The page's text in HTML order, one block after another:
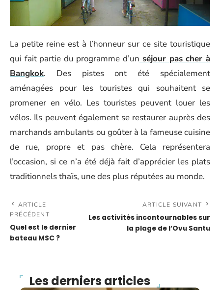
La petite reine est à l’honneur sur ce site touristique
qui fait partie du programme d’un séjour pas cher à
Bangkok. Des pistes ont été spécialement
aménagées pour les touristes qui souhaitent se
promener en vélo. Les touristes peuvent louer les
vélos. Ils peuvent également se restaurer auprès des
marchands ambulants ou goûter à la fameuse cuisine
de rue, propre et pas chère. Cela représentera
l’occasion, si ce n’a été déjà fait d’apprécier les plats
traditionnels thaïs, une des plus réputées au monde.
ARTICLE
PRÉCÉDENT
Quel est le dernier
bateau MSC ?
ARTICLE SUIVANT
Les activités incontournables sur
la plage de l’Ovu Santu
Les derniers articles